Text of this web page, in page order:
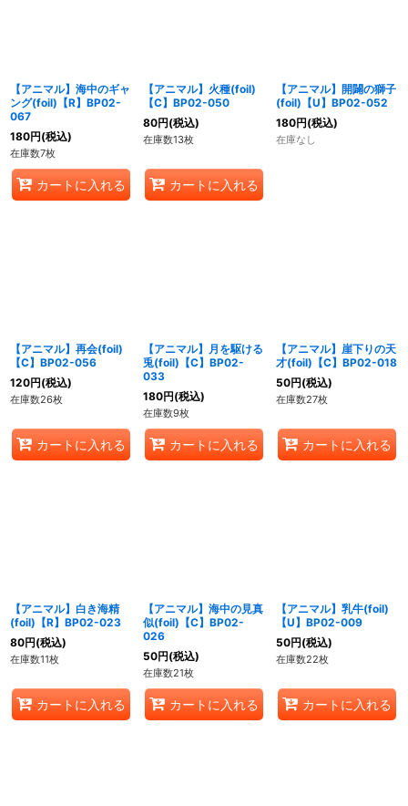
【アニマル】海中のギャ
ング(foil)【R】BP02-
067
180円(税込)
在庫数7枚
カートに入れる
【アニマル】火種(foil)
【C】BP02-050
80円(税込)
在庫数13枚
カートに入れる
【アニマル】開闢の獅子
(foil)【U】BP02-052
180円(税込)
在庫なし
【アニマル】再会(foil)
【C】BP02-056
120円(税込)
在庫数26枚
カートに入れる
【アニマル】月を駆ける
兎(foil)【C】BP02-
033
180円(税込)
在庫数9枚
カートに入れる
【アニマル】崖下りの天
才(foil)【C】BP02-018
50円(税込)
在庫数27枚
カートに入れる
【アニマル】白き海精
(foil)【R】BP02-023
80円(税込)
在庫数11枚
カートに入れる
【アニマル】海中の見真
似(foil)【C】BP02-
026
50円(税込)
在庫数21枚
カートに入れる
【アニマル】乳牛(foil)
【U】BP02-009
50円(税込)
在庫数22枚
カートに入れる